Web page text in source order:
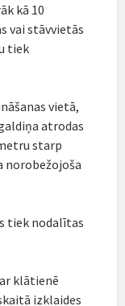
kā 10
vai stāvvietās
tiek
vietā,
atrodas
starp
norobežojoša
tiek nodalītas
klātienē
izklaides